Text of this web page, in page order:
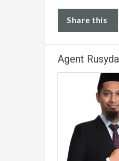
Share this
Agent